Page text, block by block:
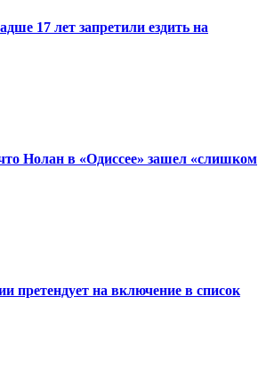
17 лет запретили ездить на
Нолан в «Одиссее» зашел «слишком
претендует на включение в список